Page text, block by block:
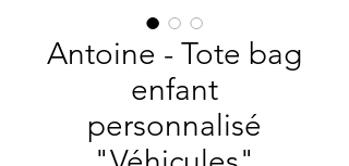
Antoine - Tote bag
enfant
personnalisé